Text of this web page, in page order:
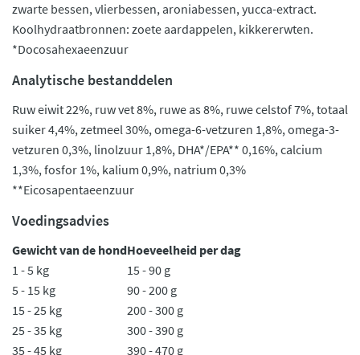
zwarte bessen, vlierbessen, aroniabessen, yucca-extract.
Koolhydraatbronnen: zoete aardappelen, kikkererwten.
*Docosahexaeenzuur
Analytische bestanddelen
Ruw eiwit 22%, ruw vet 8%, ruwe as 8%, ruwe celstof 7%, totaal
suiker 4,4%, zetmeel 30%, omega-6-vetzuren 1,8%, omega-3-
vetzuren 0,3%, linolzuur 1,8%, DHA*/EPA** 0,16%, calcium
1,3%, fosfor 1%, kalium 0,9%, natrium 0,3%
**Eicosapentaeenzuur
Voedingsadvies
Gewicht van de hondHoeveelheid per dag
1 - 5 kg
15 - 90 g
5 - 15 kg
90 - 200 g
15 - 25 kg
200 - 300 g
25 - 35 kg
300 - 390 g
35 - 45 kg
390 - 470 g